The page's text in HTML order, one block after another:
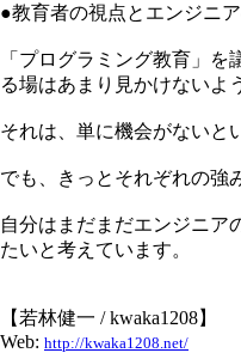
●教育者の視点とエンジニ
「プログラミング教育」
る場はあまり見かけないよ
それは、単に機会がないと
でも、きっとそれぞれの強
自分はまだまだエンジニア
たいと考えています。
【若林健一 / kwaka1208】
Web: http://kwaka1208.net/